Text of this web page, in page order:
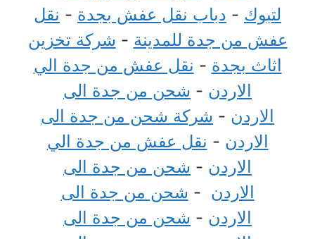
لتبوك - دباب نقل عفش بجدة - نقل
عفش من جدة للمدينة - شركة تخزين
اثاث بجدة - نقل عفش من جدة الي
الاردن - شحن من جدة الى
الاردن - شركة شحن من جدة الى
الاردن - نقل عفش من جدة الي
الاردن - شحن من جدة الى
الاردن - شحن من جدة الى
الاردن - شحن من جدة الى